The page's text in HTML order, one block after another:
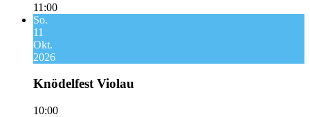
11:00
So.
11
Okt.
2026
Knödelfest Violau
10:00